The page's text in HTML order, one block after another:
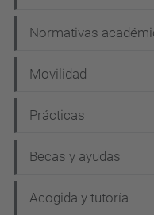
Normativas
Movilidad
Prácticas
Becas y ayudas
Acogida y tutoría